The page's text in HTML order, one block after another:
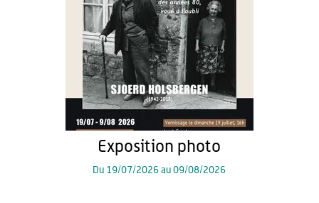
Exposition photo
Du 19/07/2026 au09/08/2026